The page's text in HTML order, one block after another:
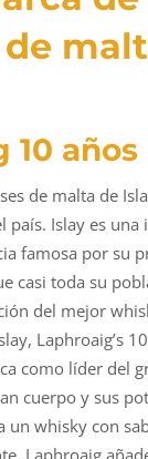
de
10 años
de malta de
país. Islay es una
famosa por su
casi toda su
del mejor
Laphroaig’s
como líder del
cuerpo y sus
un whisky con
Laphroaig